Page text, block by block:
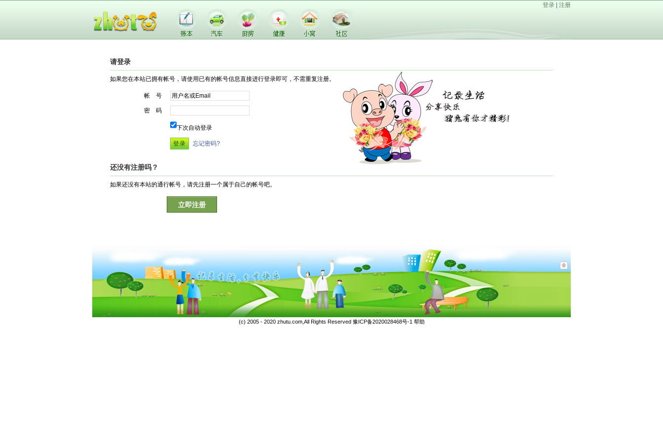
登录 注册
请登录
如果您在本站已拥有帐号，请使用已有的帐号信息直接进行登录即可，不需重复注册。
帐 号
密 码
下次自动登录
忘记密码?
还没有注册吗？
如果还没有本站的通行帐号，请先注册一个属于自己的帐号吧。
立即注册
(c) 2005 - 2020 zhutu.com,All Rights Reserved 豫ICP备2020028468号-1 帮助